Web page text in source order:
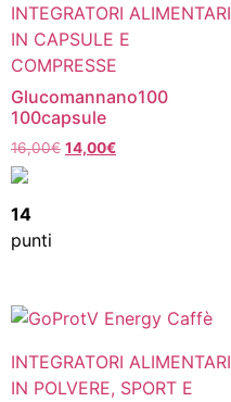
INTEGRATORI ALIMENTARI
IN CAPSULE E
COMPRESSE
Glucomannano100
100capsule
16,00€ 14,00€
14
punti
INTEGRATORI ALIMENTARI
IN POLVERE, SPORT E